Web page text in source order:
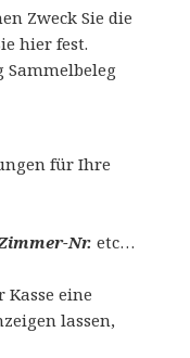
Zweck Sie die
hier fest.
für Ihre
Nr.etc…
Kasse eine
lassen,